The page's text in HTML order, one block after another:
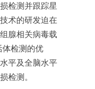
检测并跟踪星
术的研发迫在
腺相关病毒载
体检测的优
平及全脑水平
检测。